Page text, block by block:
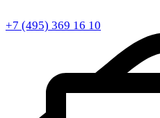
+7 (495) 369 16 10